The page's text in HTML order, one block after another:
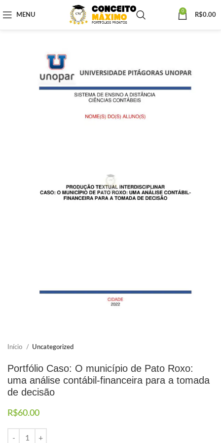
MENU
0
R$0.00
Início Uncategorized
Portfólio Caso: O município de Pato Roxo:
uma análise contábil-financeira para a tomada
de decisão
R$60.00